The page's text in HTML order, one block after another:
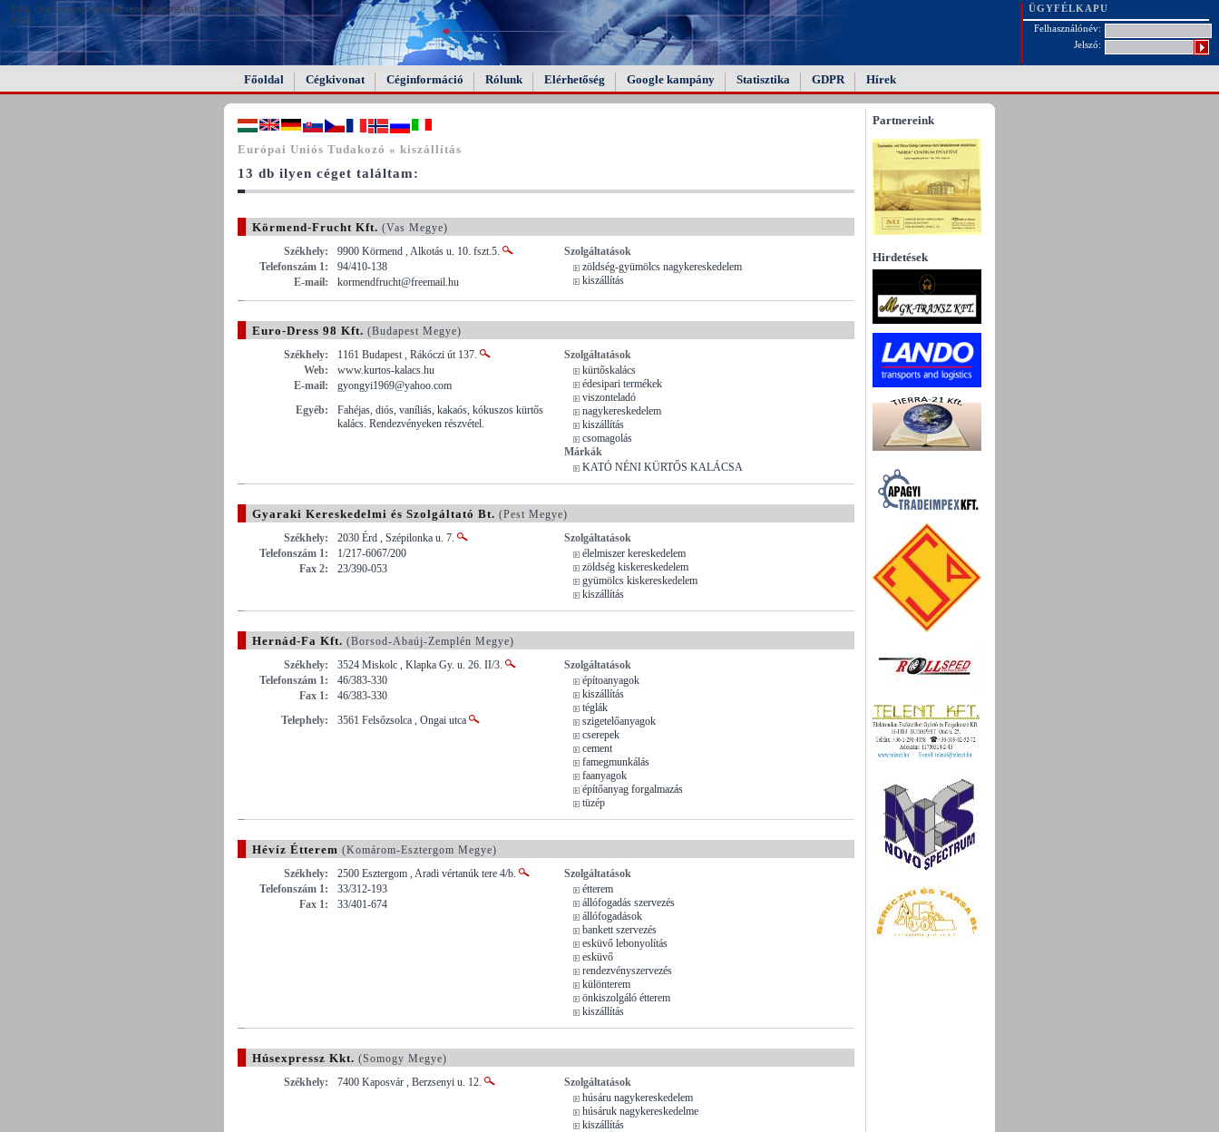
FAIL (the browser should render some flash content, not
this).
ÜGYFÉLKAPU
Felhasználónév:
Jelszó:
Főoldal Cégkivonat Céginformáció Rólunk Elérhetőség Google kampány Statisztika GDPR Hírek
Európai Uniós Tudakozó « kiszállítás
13 db ilyen céget találtam:
Körmend-Frucht Kft. (Vas Megye)
Székhely:
9900 Körmend , Alkotás u. 10. fszt.5.
Telefonszám 1:
94/410-138
E-mail:
kormendfrucht@freemail.hu
Szolgáltatások
zöldség-gyümölcs nagykereskedelem
kiszállítás
Euro-Dress 98 Kft. (Budapest Megye)
Székhely:
1161 Budapest , Rákóczi út 137.
Web:
www.kurtos-kalacs.hu
E-mail:
gyongyi1969@yahoo.com
Egyéb:
Fahéjas, diós, vaníliás, kakaós, kókuszos kürtős
kalács. Rendezvényeken részvétel.
Szolgáltatások
kürtőskalács
édesipari termékek
viszonteladó
nagykereskedelem
kiszállítás
csomagolás
Márkák
KATÓ NÉNI KÜRTŐS KALÁCSA
Gyaraki Kereskedelmi és Szolgáltató Bt. (Pest Megye)
Székhely:
2030 Érd , Szépilonka u. 7.
Telefonszám 1:
1/217-6067/200
Fax 2:
23/390-053
Szolgáltatások
élelmiszer kereskedelem
zöldség kiskereskedelem
gyümölcs kiskereskedelem
kiszállítás
Hernád-Fa Kft. (Borsod-Abaúj-Zemplén Megye)
Székhely:
3524 Miskolc , Klapka Gy. u. 26. II/3.
Telefonszám 1:
46/383-330
Fax 1:
46/383-330
Telephely:
3561 Felsőzsolca , Ongai utca
Szolgáltatások
építoanyagok
kiszállítás
téglák
szigetelőanyagok
cserepek
cement
famegmunkálás
faanyagok
építőanyag forgalmazás
tüzép
Hévíz Étterem (Komárom-Esztergom Megye)
Székhely:
2500 Esztergom , Aradi vértanúk tere 4/b.
Telefonszám 1:
33/312-193
Fax 1:
33/401-674
Szolgáltatások
étterem
állófogadás szervezés
állófogadások
bankett szervezés
esküvő lebonyolítás
esküvő
rendezvényszervezés
különterem
önkiszolgáló étterem
kiszállítás
Húsexpressz Kkt. (Somogy Megye)
Székhely:
7400 Kaposvár , Berzsenyi u. 12.
Szolgáltatások
húsáru nagykereskedelem
húsáruk nagykereskedelme
kiszállítás
Partnereink
Hirdetések